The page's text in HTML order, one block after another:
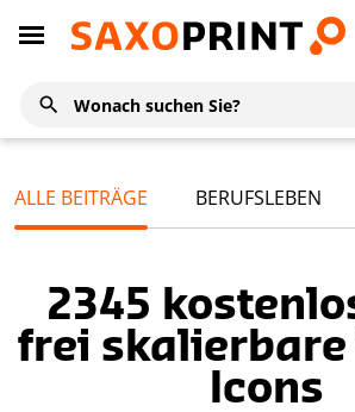
ALLE BEITRÄGE BERUFSLEBEN
2345
frei skalierbare
Icons